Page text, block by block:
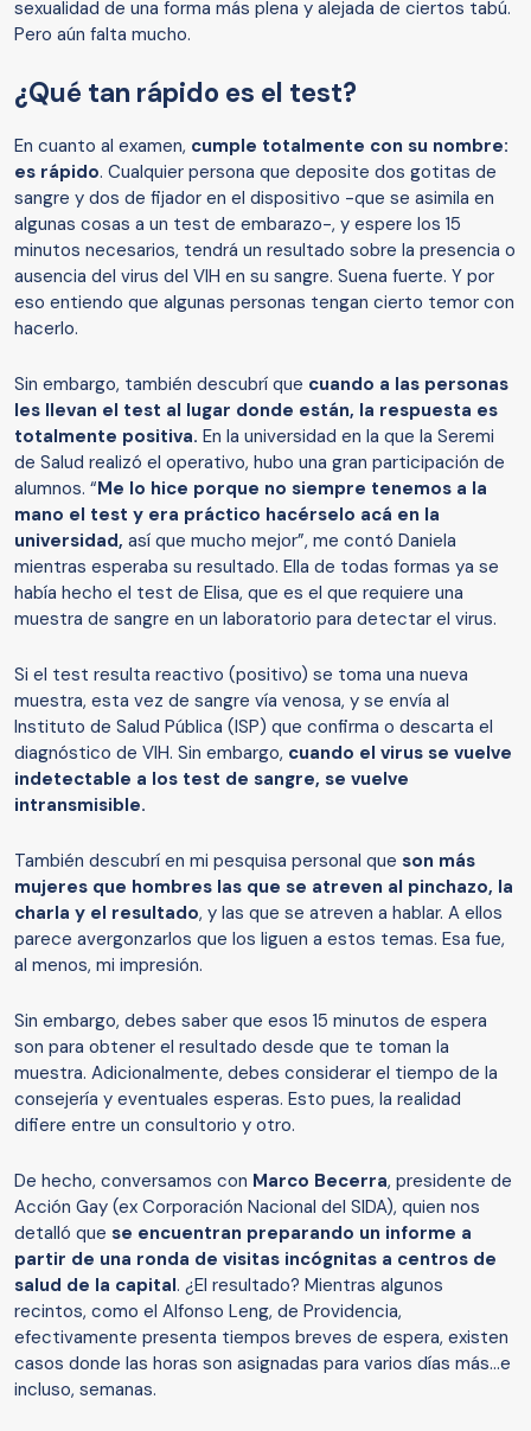
sexualidad de una forma más plena y alejada de ciertos tabú.
Pero aún falta mucho.
¿Qué tan rápido es el test?
En cuanto al examen, cumple totalmente con su nombre:
es rápido. Cualquier persona que deposite dos gotitas de
sangre y dos de fijador en el dispositivo -que se asimila en
algunas cosas a un test de embarazo-, y espere los 15
minutos necesarios, tendrá un resultado sobre la presencia o
ausencia del virus del VIH en su sangre. Suena fuerte. Y por
eso entiendo que algunas personas tengan cierto temor con
hacerlo.
Sin embargo, también descubrí que cuando a las personas
les llevan el test al lugar donde están, la respuesta es
totalmente positiva. En la universidad en la que la Seremi
de Salud realizó el operativo, hubo una gran participación de
alumnos. “Me lo hice porque no siempre tenemos a la
mano el test y era práctico hacérselo acá en la
universidad, así que mucho mejor”, me contó Daniela
mientras esperaba su resultado. Ella de todas formas ya se
había hecho el test de Elisa, que es el que requiere una
muestra de sangre en un laboratorio para detectar el virus.
Si el test resulta reactivo (positivo) se toma una nueva
muestra, esta vez de sangre vía venosa, y se envía al
Instituto de Salud Pública (ISP) que confirma o descarta el
diagnóstico de VIH. Sin embargo, cuando el virus se vuelve
indetectable a los test de sangre, se vuelve
intransmisible.
También descubrí en mi pesquisa personal que son más
mujeres que hombres las que se atreven al pinchazo, la
charla y el resultado, y las que se atreven a hablar. A ellos
parece avergonzarlos que los liguen a estos temas. Esa fue,
al menos, mi impresión.
Sin embargo, debes saber que esos 15 minutos de espera
son para obtener el resultado desde que te toman la
muestra. Adicionalmente, debes considerar el tiempo de la
consejería y eventuales esperas. Esto pues, la realidad
difiere entre un consultorio y otro.
De hecho, conversamos con Marco Becerra, presidente de
Acción Gay (ex Corporación Nacional del SIDA), quien nos
detalló que se encuentran preparando un informe a
partir de una ronda de visitas incógnitas a centros de
salud de la capital. ¿El resultado? Mientras algunos
recintos, como el Alfonso Leng, de Providencia,
efectivamente presenta tiempos breves de espera, existen
casos donde las horas son asignadas para varios días más...e
incluso, semanas.